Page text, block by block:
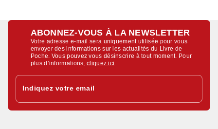
ABONNEZ-VOUS À LA NEWSLETTER
Votre adresse e-mail sera uniquement utilisée pour vous
envoyer des informations sur les actualités du Livre de
Poche. Vous pouvez vous désinscrire à tout moment. Pour
plus d’informations,cliquez ici
Indiquez votre email